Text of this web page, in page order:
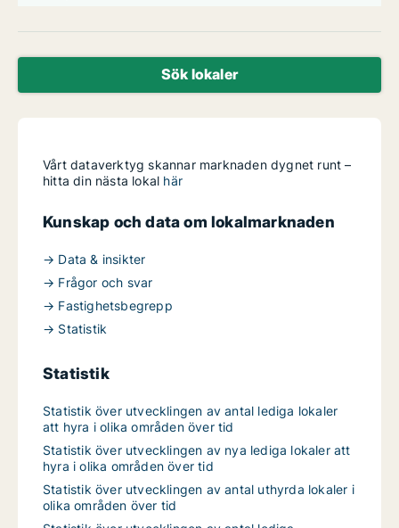
Sök lokaler
Vårt dataverktyg skannar marknaden dygnet runt –
hitta din nästa lokal här
Kunskap och data om lokalmarknaden
→ Data & insikter
→ Frågor och svar
→ Fastighetsbegrepp
→ Statistik
Statistik
Statistik över utvecklingen av antal lediga lokaler
att hyra i olika områden över tid
Statistik över utvecklingen av nya lediga lokaler att
hyra i olika områden över tid
Statistik över utvecklingen av antal uthyrda lokaler i
olika områden över tid